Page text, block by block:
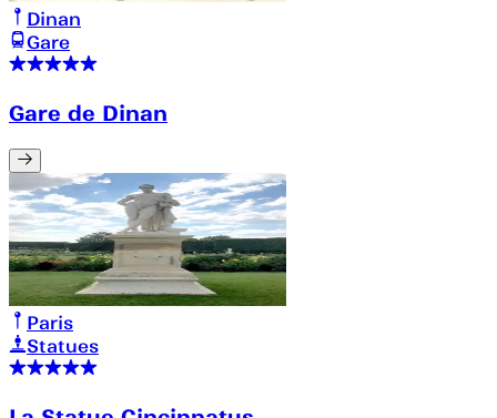
Dinan
Gare
Gare de Dinan
Paris
Statues